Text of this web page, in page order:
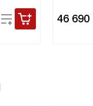
46 690